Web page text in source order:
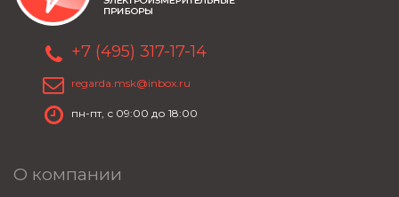
+7 (495) 317-17-14
regarda.msk@inbox.ru
пн-пт, с 09:00 до 18:00
О компании